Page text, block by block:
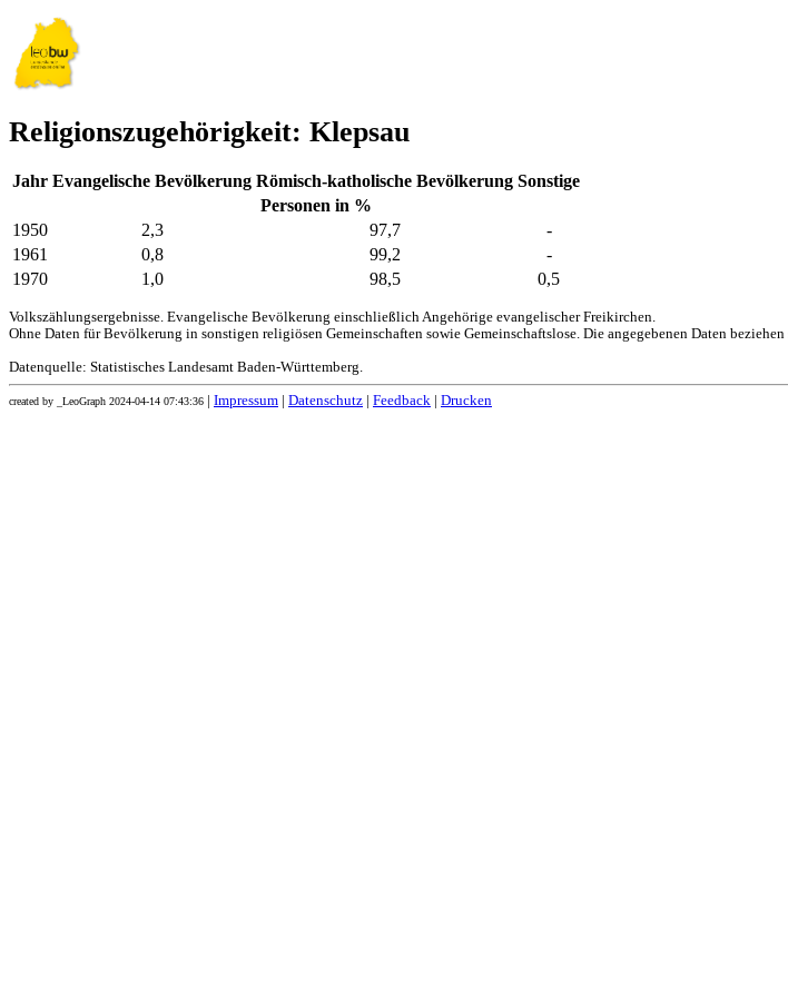
Religionszugehörigkeit: Klepsau
Jahr Evangelische Bevölkerung Römisch-katholische Bevölkerung Sonstige
Personen in %
1950
2,3 97,7
-
1961
0,8 99,2
-
1970
1,0 98,5 0,5
Volkszählungsergebnisse. Evangelische Bevölkerung einschließlich Angehörige evangelischer Freikirchen.
Ohne Daten für Bevölkerung in sonstigen religiösen Gemeinschaften sowie Gemeinschaftslose. Die angegebenen Daten
Datenquelle: Statistisches Landesamt Baden-Württemberg.
created by _LeoGraph 2024-04-14 07:43:36 Impressum Datenschutz Feedback Drucken